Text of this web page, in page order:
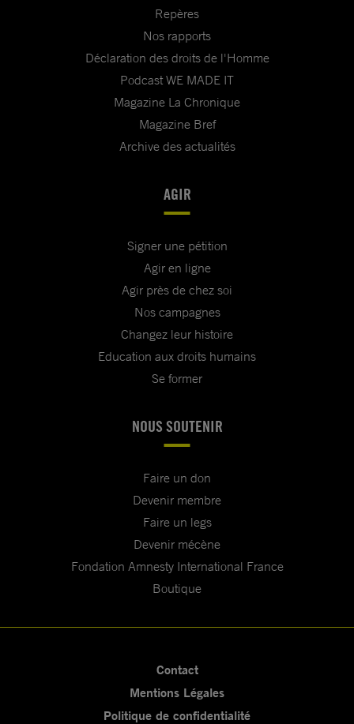
Repères
Nos rapports
Déclaration des droits de l'Homme
Podcast WE MADE IT
Magazine La Chronique
Magazine Bref
Archive des actualités
AGIR
Signer une pétition
Agir en ligne
Agir près de chez soi
Nos campagnes
Changez leur histoire
Education aux droits humains
Se former
NOUS SOUTENIR
Faire un don
Devenir membre
Faire un legs
Devenir mécène
Fondation Amnesty International France
Boutique
Contact
Mentions Légales
Politique de confidentialité